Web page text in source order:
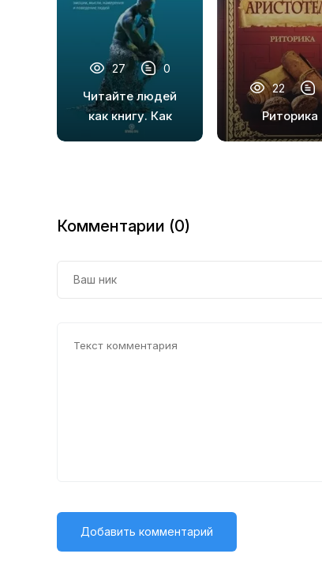
27 0
Читайте людей
как книгу. Как
анализировать,
поведение людей
22
Риторика
Комментарии (0)